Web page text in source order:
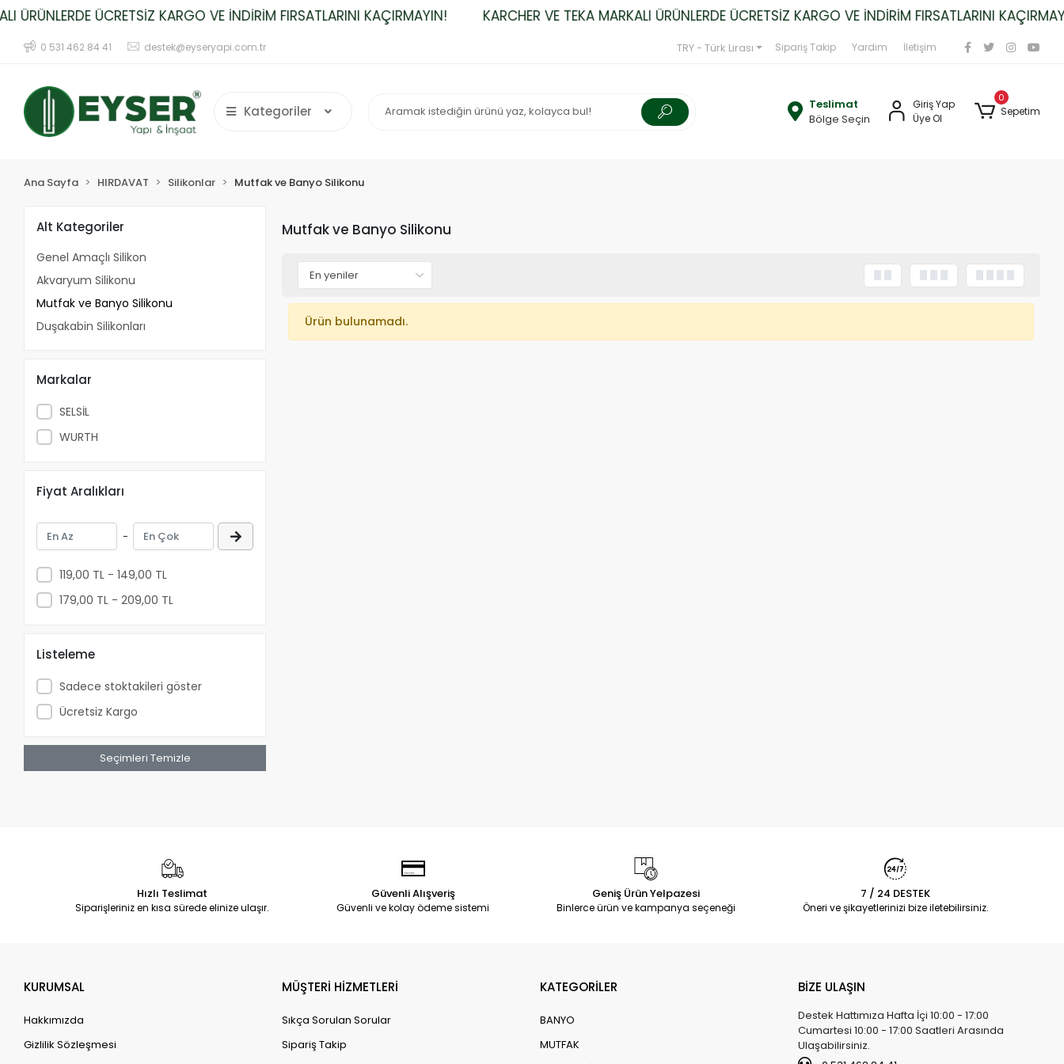
ÜRÜNLERDE ÜCRETSİZ KARGO VE İNDİRİM FIRSATLARINI KAÇIRMAYIN! KARCHER VE TEKA MARKALI ÜRÜNLERDE ÜCRETSİZ KARGO VE İNDİRİM FIRSATLARINI
0 531 462 84 41 destek@eyseryapi.com.tr TRY - Türk Lirası Sipariş Takip Yardım İletişim
Kategoriler
Teslimat
Bölge Seçin
Giriş Yap
Üye Ol
0
Sepetim
Ana Sayfa HIRDAVAT Silikonlar Mutfak ve Banyo Silikonu
Alt Kategoriler
Genel Amaçlı Silikon
Akvaryum Silikonu
Mutfak ve Banyo Silikonu
Duşakabin Silikonları
Markalar
SELSİL
WURTH
Fiyat Aralıkları
-
119,00 TL - 149,00 TL
179,00 TL - 209,00 TL
Listeleme
Sadece stoktakileri göster
Ücretsiz Kargo
Seçimleri Temizle
Mutfak ve Banyo Silikonu
Ürün bulunamadı.
Hızlı Teslimat
Siparişleriniz en kısa sürede elinize ulaşır.
Güvenli Alışveriş
Güvenli ve kolay ödeme sistemi
Geniş Ürün Yelpazesi
Binlerce ürün ve kampanya seçeneği
7 / 24 DESTEK
Öneri ve şikayetlerinizi bize iletebilirsiniz.
KURUMSAL
Hakkımızda
Gizlilik Sözleşmesi
MÜŞTERİ HİZMETLERİ
Sıkça Sorulan Sorular
Sipariş Takip
KATEGORİLER
BANYO
MUTFAK
BİZE ULAŞIN
Destek Hattımıza Hafta İçi 10:00 - 17:00
Cumartesi 10:00 - 17:00 Saatleri Arasında
Ulaşabilirsiniz.